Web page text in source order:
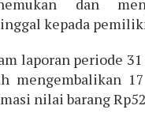
kepada
laporan periode
mengembalikan
nilai barang